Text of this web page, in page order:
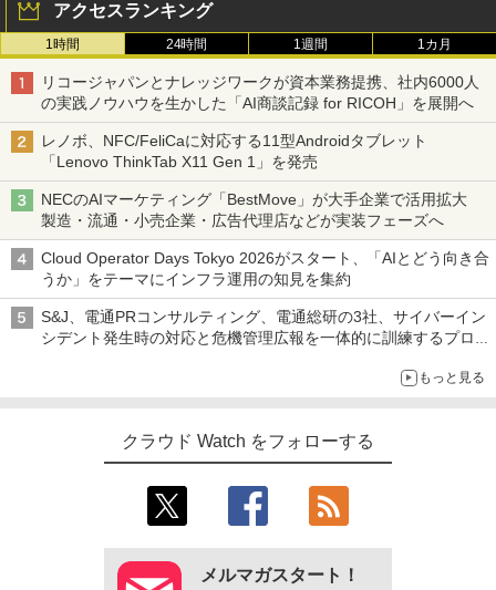
アクセスランキング
1時間 24時間 1週間 1カ月
リコージャパンとナレッジワークが資本業務提携、社内6000人
の実践ノウハウを生かした「AI商談記録 for RICOH」を展開へ
レノボ、NFC/FeliCaに対応する11型Androidタブレット
「Lenovo ThinkTab X11 Gen 1」を発売
NECのAIマーケティング「BestMove」が大手企業で活用拡大
製造・流通・小売企業・広告代理店などが実装フェーズへ
Cloud Operator Days Tokyo 2026がスタート、「AIとどう向き合
うか」をテーマにインフラ運用の知見を集約
S&J、電通PRコンサルティング、電通総研の3社、サイバーイン
シデント発生時の対応と危機管理広報を一体的に訓練するプログ
もっと見る
クラウド Watch をフォローする
メルマガスタート！